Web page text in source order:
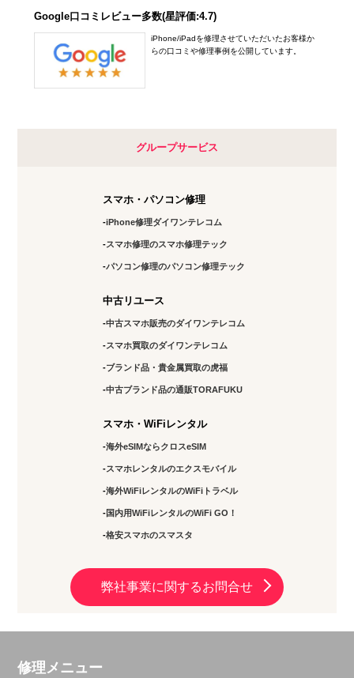
Google口コミレビュー多数(星評価:4.7)
iPhone/iPadを修理させていただいたお客様か
らの口コミや修理事例を公開しています。
グループサービス
スマホ・パソコン修理
iPhone修理ダイワンテレコム
スマホ修理のスマホ修理テック
パソコン修理のパソコン修理テック
中古リユース
中古スマホ販売のダイワンテレコム
スマホ買取のダイワンテレコム
ブランド品・貴金属買取の虎福
中古ブランド品の通販TORAFUKU
スマホ・WiFiレンタル
海外eSIMならクロスeSIM
スマホレンタルのエクスモバイル
海外WiFiレンタルのWiFiトラベル
国内用WiFiレンタルのWiFi GO！
格安スマホのスマスタ
弊社事業に関するお問合せ
修理メニュー